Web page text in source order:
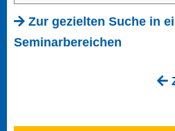
Zur gezielten Suche in
Seminarbereichen